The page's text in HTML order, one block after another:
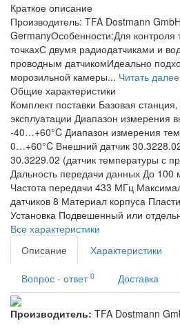
Краткое описание
Производитель: TFA Dostmann
GermanyОсобенности:Для контроля
точкахС двумя радиодатчиками и
проводным датчикомИдеально
морозильной камеры... Читать
Общие характеристики
Комплект поставки Базовая
эксплуатации Диапазон измерения
-40…+60°C Диапазон измерения
0…+60°C Внешний датчик
30.3229.02 (датчик температуры с
Дальность передачи данных До 100
Частота передачи 433 МГц
датчиков 8 Материал корпуса
Установка Подвешенный или
Все характеристики
Описание
Характеристики
Вопрос - ответ 0 Доставка
Производитель: TFA Dostmann